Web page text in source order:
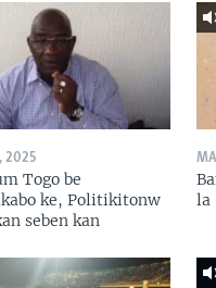
2025
Togo be
ke, Politikitonw
seben kan
la